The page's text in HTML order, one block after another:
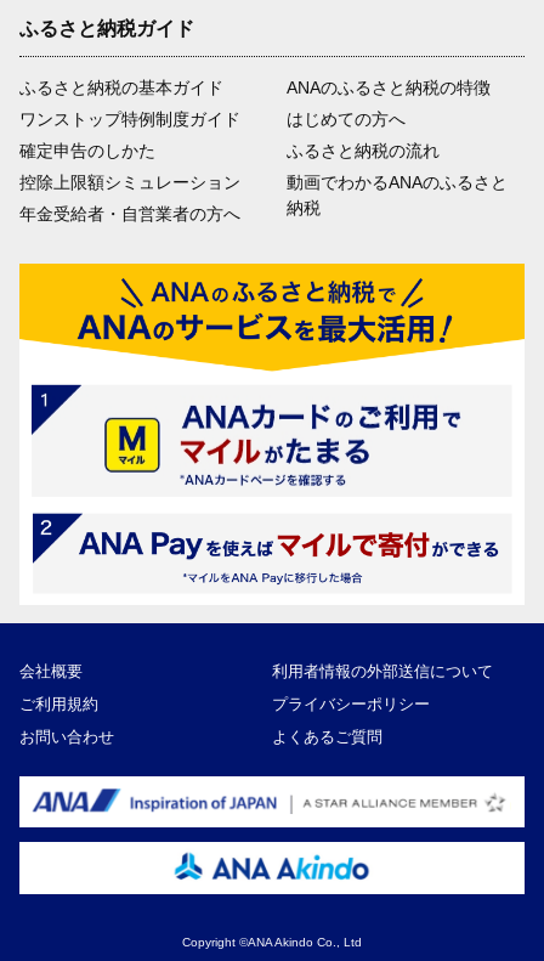
ふるさと納税ガイド
ふるさと納税の基本ガイド
ワンストップ特例制度ガイド
確定申告のしかた
控除上限額シミュレーション
年金受給者・自営業者の方へ
ANAのふるさと納税の特徴
はじめての方へ
ふるさと納税の流れ
動画でわかるANAのふるさと
納税
会社概要
利用者情報の外部送信について
ご利用規約
プライバシーポリシー
お問い合わせ
よくあるご質問
Copyright ©ANA Akindo Co., Ltd